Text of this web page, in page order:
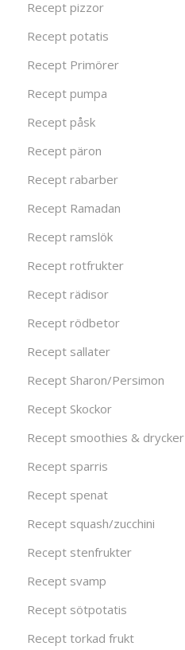
Recept pizzor
Recept potatis
Recept Primörer
Recept pumpa
Recept påsk
Recept päron
Recept rabarber
Recept Ramadan
Recept ramslök
Recept rotfrukter
Recept rädisor
Recept rödbetor
Recept sallater
Recept Sharon/Persimon
Recept Skockor
Recept smoothies & drycker
Recept sparris
Recept spenat
Recept squash/zucchini
Recept stenfrukter
Recept svamp
Recept sötpotatis
Recept torkad frukt